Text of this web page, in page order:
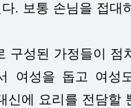
. 보통 손님을 접대
성된 가정들이
여성을 돕고 여성
에 요리를 전담할